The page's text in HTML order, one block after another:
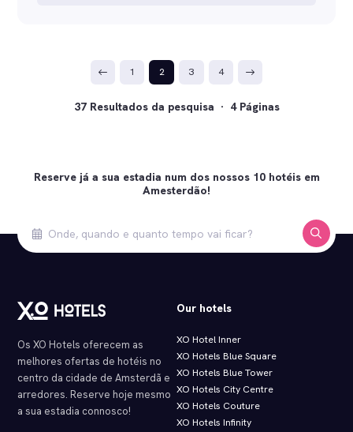
1 2 3 4
37 Resultados da pesquisa · 4 Páginas
Reserve já a sua estadia num dos nossos 10 hotéis em
Amesterdão!
Os XO Hotels oferecem as
melhores ofertas de hotéis no
centro da cidade de Amsterdã e
arredores. Reserve hoje mesmo
a sua estadia connosco!
Our hotels
XO Hotel Inner
XO Hotels Blue Square
XO Hotels Blue Tower
XO Hotels City Centre
XO Hotels Couture
XO Hotels Infinity